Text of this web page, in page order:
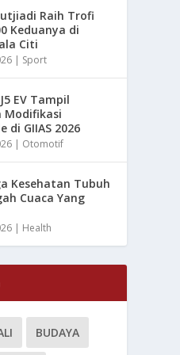
Raih Trofi
Keduanya di
Citi
| Sport
EV Tampil
Modifikasi
di GIIAS 2026
| Otomotif
Kesehatan Tubuh
Cuaca Yang
| Health
BUDAYA